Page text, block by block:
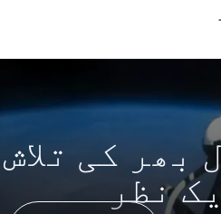
بھر کی تلاش
نظر